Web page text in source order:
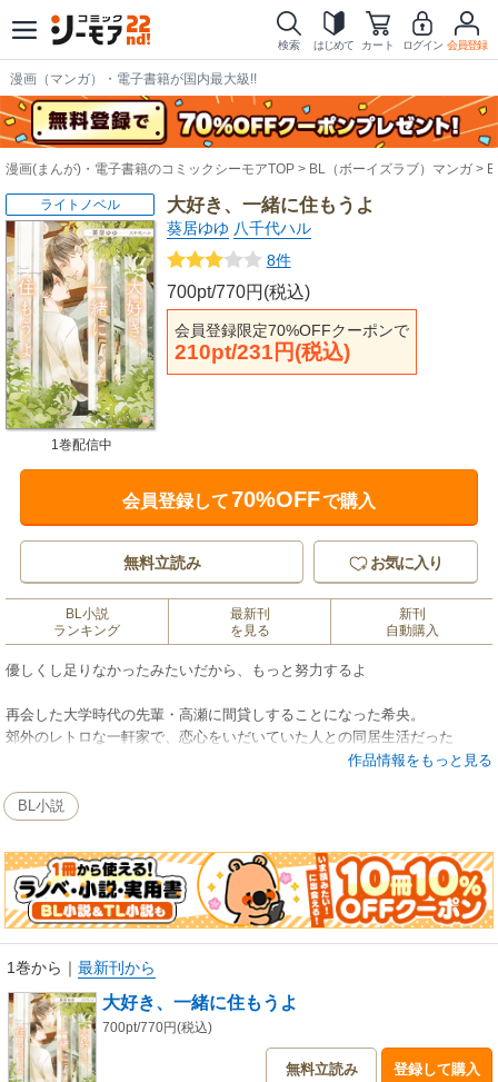
検索 はじめて カート ログイン 会員登録
漫画（マンガ）・電子書籍が国内最大級!!
漫画(まんが)・電子書籍のコミックシーモアTOP BL（ボーイズラブ）マンガ
大好き、一緒に住もうよ
葵居ゆゆ 八千代ハル
8件
700pt/770円(税込)
会員登録限定70%OFFクーポンで
210pt/231円(税込)
ライトノベル
1巻配信中
会員登録して70%OFFで購入
無料立読み お気に入り
BL小説
ランキング
最新刊
を見る
新刊
自動購入
優しくし足りなかったみたいだから、もっと努力するよ
再会した大学時代の先輩・高瀬に間貸しすることになった希央。
郊外のレトロな一軒家で、恋心をいだいていた人との同居生活だった
高校時代につらい経験をした希央はトラウマを抱えて大人になり、社会人
になっても勤めは続けられず唯一の肉親である祖父も亡くしてしまう。そ
央は、悪酔いの介抱をしてもらったうえ、なぜか彼と同居することに。労
るように優しく、時に甘やかしてくれる高瀬に傾く気持ちを止められない
希央。しかし高瀬には大学時代からの恋人がいて…。
作品情報をもっと見る
BL小説
1巻から ｜ 最新刊から
大好き、一緒に住もうよ
700pt/770円(税込)
無料立読み 登録して購入